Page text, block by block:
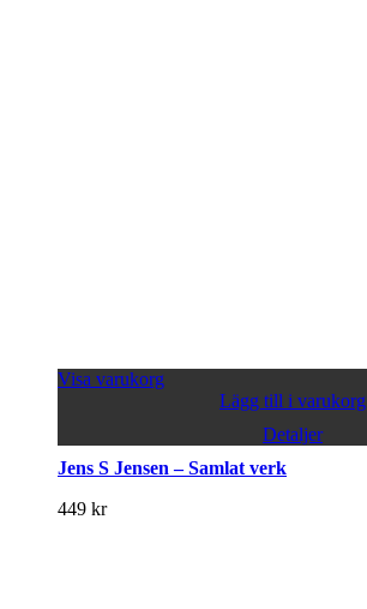
Visa varukorg
Lägg till i varukorg
Detaljer
Jens S Jensen – Samlat verk
449 kr